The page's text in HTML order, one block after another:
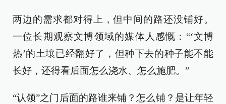
两边的需求都对得上，但中间的路还没铺好。
一位长期观察文博领域的媒体人感慨：“‘文博
热’的土壤已经翻好了，但种下去的种子能不能
长好，还得看后面怎么浇水、怎么施肥。”
“认领”之门后面的路谁来铺？怎么铺？是让年轻